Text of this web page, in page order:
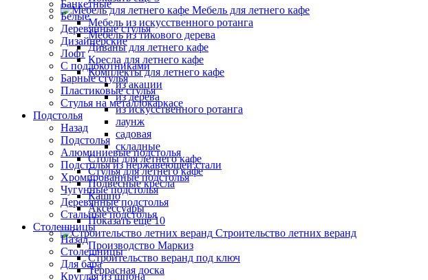
Мебель для летнего кафе
Мебель из искусственного ротанга
Мебель из тикового дерева
Диваны для летнего кафе
Кресла для летнего кафе
Комплекты для летнего кафе
из акации
из дерева
из искусственного ротанга
лаунж
садовая
складные
Столы для летнего кафе
Стулья для летнего кафе
Подвесные кресла
Кашпо
Аксессуары
Показать ещё 10
Строительство летних веранд
Производство Маркиз
Строительство веранд под ключ
Террасная доска
Банкетные
Белые
Деревянные стулья
Дизайнерские
Лофт
С подлокотниками
Барные стулья
Пластиковые стулья
Стулья на металлокаркасе
Подстолья
Назад
Подстолья
Алюминиевые подстолья
Подстолья из нержавеющей стали
Хромированные подстолья
Чугунные подстолья
Деревянные подстолья
Стальные подстолья
Столешницы
Назад
Столешницы
Для бара
Круглая из шпона